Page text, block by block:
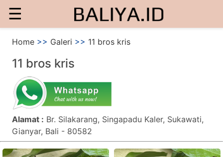
☰
Home >> Galeri >> 11 bros kris
11 bros kris
Alamat : Br. Silakarang, Singapadu Kaler, Sukawati,
Gianyar, Bali - 80582